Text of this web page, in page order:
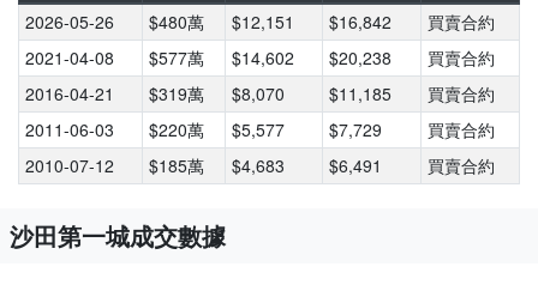
2026-05-26
$480萬 $12,151 $16,842
買賣合約
2021-04-08
$577萬 $14,602 $20,238
買賣合約
2016-04-21
$319萬 $8,070 $11,185
買賣合約
2011-06-03
$220萬 $5,577 $7,729
買賣合約
2010-07-12
$185萬 $4,683 $6,491 買賣合約
沙田第一城成交數據